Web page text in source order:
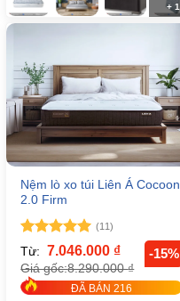
+ 1
Nệm lò xo túi Liên Á Cocoon
2.0 Firm
Được xếp
hạng5
5
sao
(11)
Từ: 7.046.000 ₫
Giá gốc:8.290.000₫
-15%
ĐÃ BÁN 216